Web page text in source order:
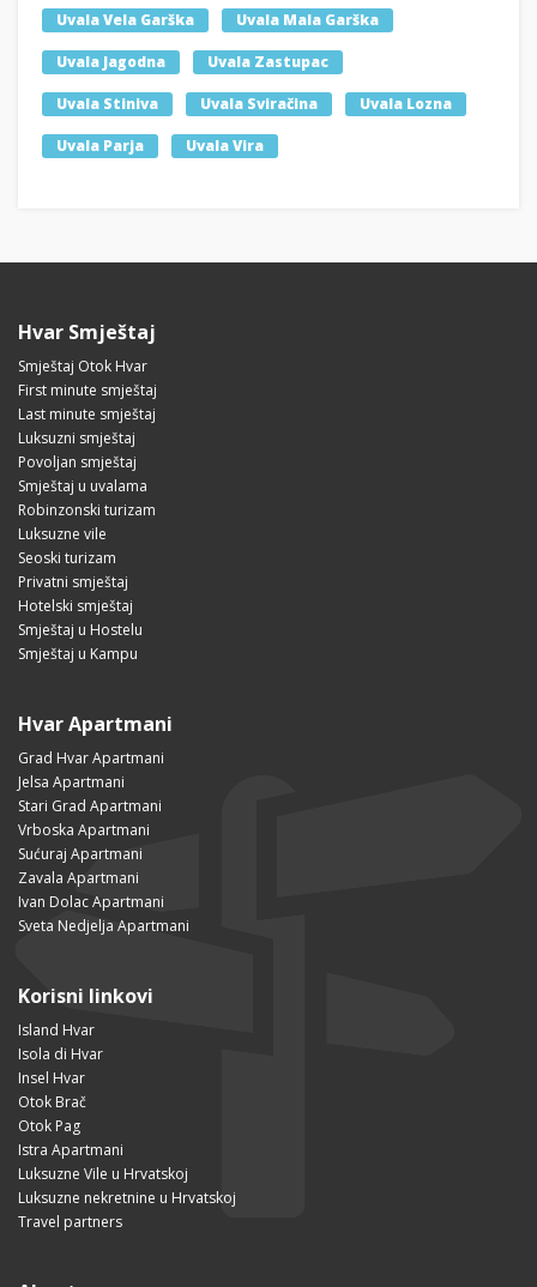
Uvala Vela Garška Uvala Mala Garška
Uvala Jagodna Uvala Zastupac
Uvala Stiniva Uvala Sviračina Uvala Lozna
Uvala Parja Uvala Vira
Hvar Smještaj
Smještaj Otok Hvar
First minute smještaj
Last minute smještaj
Luksuzni smještaj
Povoljan smještaj
Smještaj u uvalama
Robinzonski turizam
Luksuzne vile
Seoski turizam
Privatni smještaj
Hotelski smještaj
Smještaj u Hostelu
Smještaj u Kampu
Hvar Apartmani
Grad Hvar Apartmani
Jelsa Apartmani
Stari Grad Apartmani
Vrboska Apartmani
Sućuraj Apartmani
Zavala Apartmani
Ivan Dolac Apartmani
Sveta Nedjelja Apartmani
Korisni linkovi
Island Hvar
Isola di Hvar
Insel Hvar
Otok Brač
Otok Pag
Istra Apartmani
Luksuzne Vile u Hrvatskoj
Luksuzne nekretnine u Hrvatskoj
Travel partners